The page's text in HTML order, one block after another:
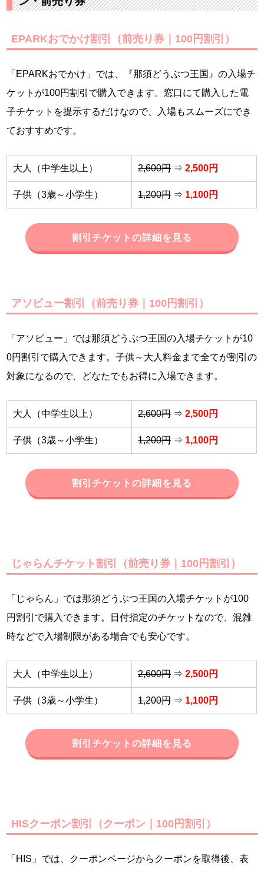
EPARKおでかけ割引（前売り券｜100円割引）
「EPARKおでかけ」では、『那須どうぶつ王国』の入場チ
ケットが100円割引で購入できます。窓口にて購入した電
子チケットを提示するだけなので、入場もスムーズにでき
ておすすめです。
大人（中学生以上） 2,600円⇒2,500円
子供（3歳～小学生） 1,200円⇒ 1,100円
割引チケットの詳細を見る
アソビュー割引（前売り券｜100円割引）
「アソビュー」では那須どうぶつ王国の入場チケットが10
0円割引で購入できます。子供～大人料金まで全てが割引の
対象になるので、どなたでもお得に入場できます。
大人（中学生以上） 2,600円⇒2,500円
子供（3歳～小学生） 1,200円⇒ 1,100円
割引チケットの詳細を見る
じゃらんチケット割引（前売り券｜100円割引）
「じゃらん」では那須どうぶつ王国の入場チケットが100
円割引で購入できます。日付指定のチケットなので、混雑
時などで入場制限がある場合でも安心です。
大人（中学生以上） 2,600円⇒2,500円
子供（3歳～小学生） 1,200円⇒ 1,100円
割引チケットの詳細を見る
HISクーポン割引（クーポン｜100円割引）
「HIS」では、クーポンページからクーポンを取得後、表